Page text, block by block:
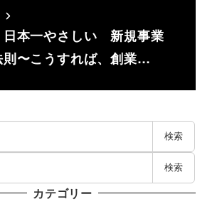
日本一やさしい 新規事業
則〜こうすれば、創業…
検索
検索
カテゴリー